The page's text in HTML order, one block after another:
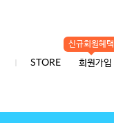
STORE
신규회원혜택
회원가입